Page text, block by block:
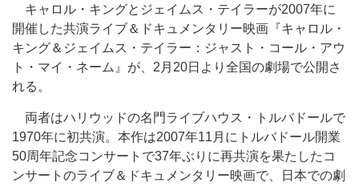
キャロル・キングとジェイムス・テイラーが2007年に
開催した共演ライブ＆ドキュメンタリー映画『キャロル・
キング＆ジェイムス・テイラー：ジャスト・コール・アウ
ト・マイ・ネーム』が、2月20日より全国の劇場で公開さ
れる。
両者はハリウッドの名門ライブハウス・トルバドールで
1970年に初共演。本作は2007年11月にトルバドール開業
50周年記念コンサートで37年ぶりに再共演を果たしたコ
ンサートのライブ＆ドキュメンタリー映画で、日本での劇